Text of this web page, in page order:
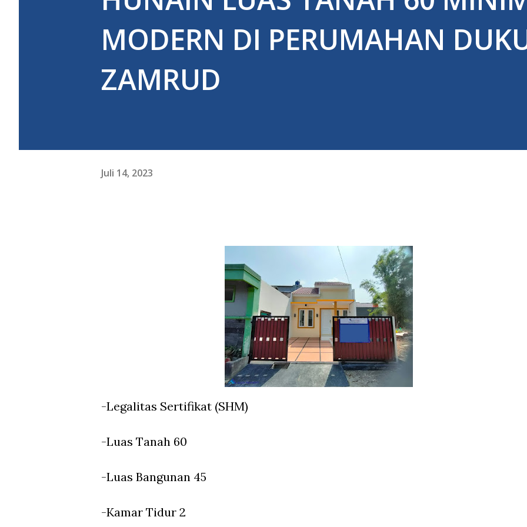
MODERN DI PERUMAHAN
ZAMRUD
Juli 14, 2023
-Legalitas Sertifikat (SHM)
-Luas Tanah 60
-Luas Bangunan 45
-Kamar Tidur 2